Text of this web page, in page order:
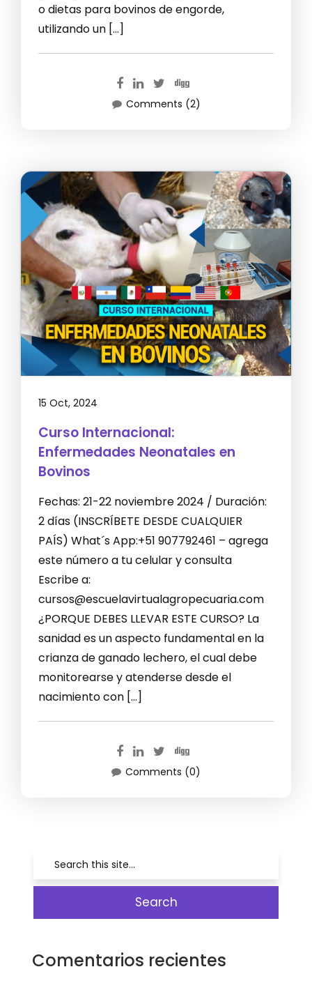
o dietas para bovinos de engorde,
utilizando un […]
Comments (2)
15 Oct, 2024
Curso Internacional:
Enfermedades Neonatales en
Bovinos
Fechas: 21-22 noviembre 2024 / Duración:
2 días (INSCRÍBETE DESDE CUALQUIER
PAÍS) What´s App:+51 907792461 – agrega
este número a tu celular y consulta
Escribe a:
cursos@escuelavirtualagropecuaria.com
¿PORQUE DEBES LLEVAR ESTE CURSO? La
sanidad es un aspecto fundamental en la
crianza de ganado lechero, el cual debe
monitorearse y atenderse desde el
nacimiento con […]
Comments (0)
Comentarios recientes